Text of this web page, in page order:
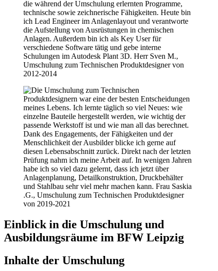
Einblick in die Umschulung und
Ausbildungsräume im BFW Leipzig
Inhalte der Umschulung